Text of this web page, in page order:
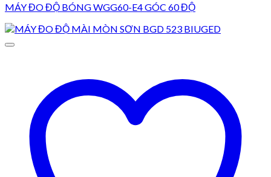
MÁY ĐO ĐỘ BÓNG WGG60-E4 GÓC 60 ĐỘ